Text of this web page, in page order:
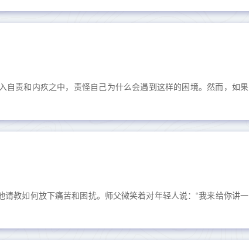
责和内疚之中，责怪自己为什么会遇到这样的困境。然而，如果
教如何放下痛苦和困扰。师父微笑着对年轻人说：“我来给你讲一